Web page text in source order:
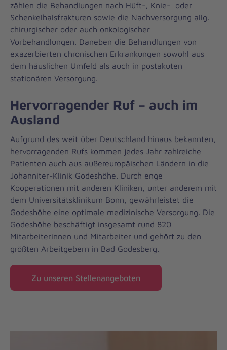
zählen die Behandlungen nach Hüft-, Knie- oder
Schenkelhalsfrakturen sowie die Nachversorgung allg.
chirurgischer oder auch onkologischer
Vorbehandlungen. Daneben die Behandlungen von
exazerbierten chronischen Erkrankungen sowohl aus
dem häuslichen Umfeld als auch in postakuten
stationären Versorgung.
Hervorragender Ruf – auch im
Ausland
Aufgrund des weit über Deutschland hinaus bekannten,
hervorragenden Rufs kommen jedes Jahr zahlreiche
Patienten auch aus außereuropäischen Ländern in die
Johanniter-Klinik Godeshöhe. Durch enge
Kooperationen mit anderen Kliniken, unter anderem mit
dem Universitätsklinikum Bonn, gewährleistet die
Godeshöhe eine optimale medizinische Versorgung. Die
Godeshöhe beschäftigt insgesamt rund 820
Mitarbeiterinnen und Mitarbeiter und gehört zu den
größten Arbeitgebern in Bad Godesberg.
Zu unseren Stellenangeboten